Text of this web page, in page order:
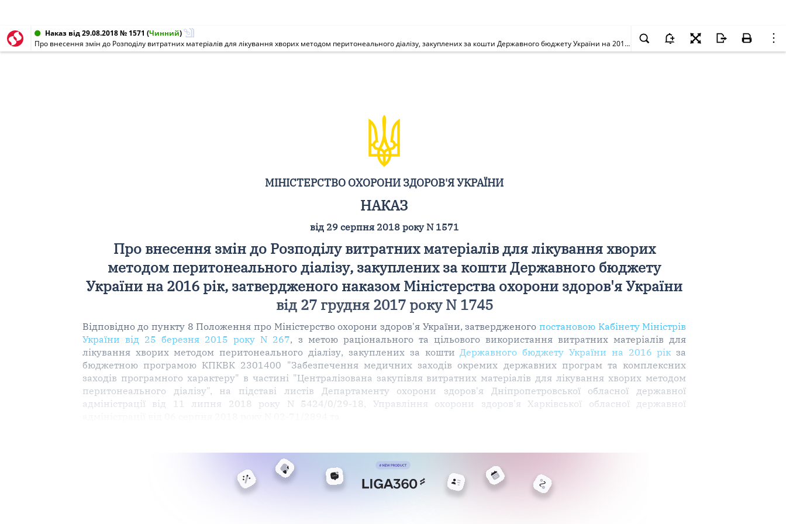
Наказ від 29.08.2018 № 1571 (Чинний)
Про внесення змін до Розподілу витратних матеріалів для лікування хворих методом перитонеального діалізу, закуплених за кошти Державного бюджету України на 2016 рік, затвердженого наказом Міністерства охорони здоров'я України від 27 грудня 2017 року N 1745
МІНІСТЕРСТВО ОХОРОНИ ЗДОРОВ'Я УКРАЇНИ
НАКАЗ
від 29 серпня 2018 року N 1571
Про внесення змін до Розподілу витратних матеріалів для лікування хворих
методом перитонеального діалізу, закуплених за кошти Державного бюджету
України на 2016 рік, затвердженого наказом Міністерства охорони здоров'я України
від 27 грудня 2017 року N 1745
Відповідно до пункту 8 Положення про Міністерство охорони здоров'я України, затвердженого постановою Кабінету Міністрів
України від 25 березня 2015 року N 267, з метою раціонального та цільового використання витратних матеріалів для
лікування хворих методом перитонеального діалізу, закуплених за кошти Державного бюджету України на 2016 рік за
бюджетною програмою КПКВК 2301400 "Забезпечення медичних заходів окремих державних програм та комплексних
заходів програмного характеру" в частині "Централізована закупівля витратних матеріалів для лікування хворих методом
перитонеального діалізу", на підставі листів Департаменту охорони здоров'я Дніпропетровської обласної державної
адміністрації від 11 липня 2018 року N 5424/0/29-18, Управління охорони здоров'я Харківської обласної державної